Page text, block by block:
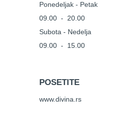
Ponedeljak - Petak
09.00 - 20.00
Subota - Nedelja
09.00 - 15.00
POSETITE
www.divina.rs